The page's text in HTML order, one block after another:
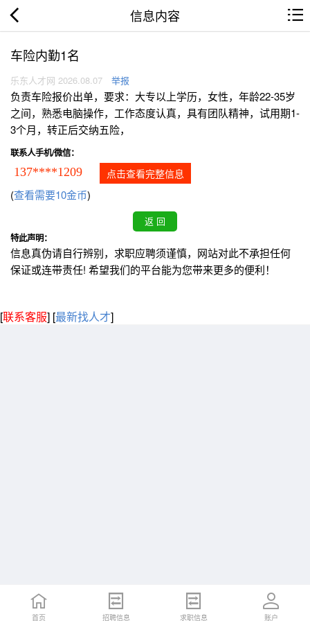
信息内容
车险内勤1名
乐东人才网 2026.08.07 举报
负责车险报价出单，要求：大专以上学历，女性，年龄22-35岁
之间，熟悉电脑操作，工作态度认真，具有团队精神，试用期1-
3个月，转正后交纳五险，
联系人手机/微信：
137****1209 点击查看完整信息
(查看需要10金币)
特此声明：
信息真伪请自行辨别，求职应聘须谨慎，网站对此不承担任何
保证或连带责任! 希望我们的平台能为您带来更多的便利！
[联系客服] [最新找人才]
首页 招聘信息 求职信息 账户